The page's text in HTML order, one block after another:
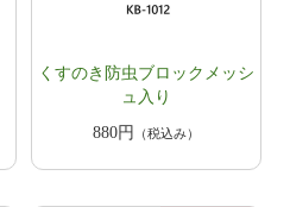
くすのき防虫ブロックメッシ
ュ入り
880円
（税込み）